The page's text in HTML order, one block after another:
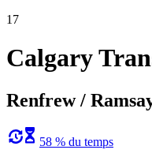
17
Calgary
Renfrew /
58 % du temps